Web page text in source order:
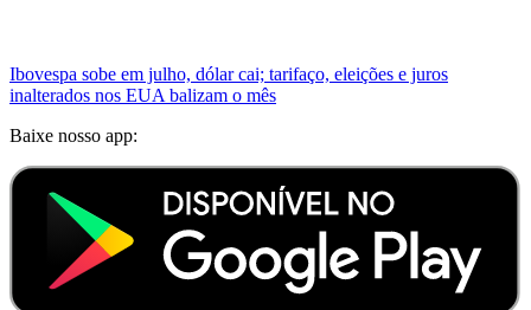
Ibovespa sobe em julho, dólar cai; tarifaço, eleições e juros
inalterados nos EUA balizam o mês
Baixe nosso app: